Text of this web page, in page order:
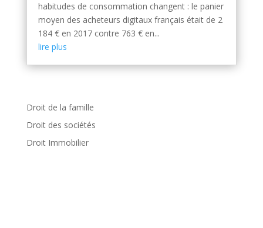
habitudes de consommation changent : le panier
moyen des acheteurs digitaux français était de 2
184 € en 2017 contre 763 € en...
lire plus
Droit de la famille
Droit des sociétés
Droit Immobilier